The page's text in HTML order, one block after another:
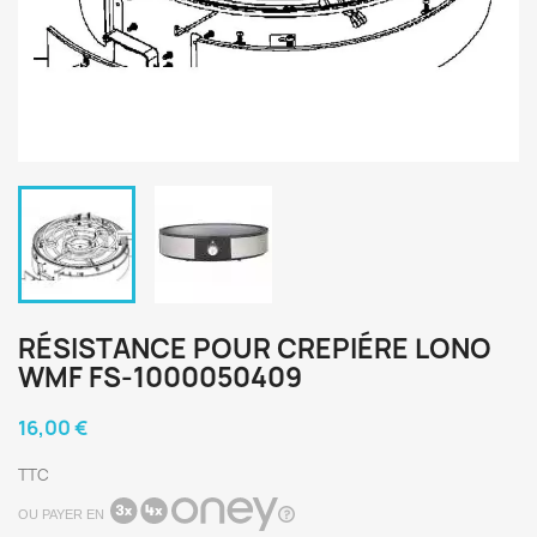
RÉSISTANCE POUR CREPIÉRE LONO
WMF FS-1000050409
16,00 €
TTC
OU PAYER EN